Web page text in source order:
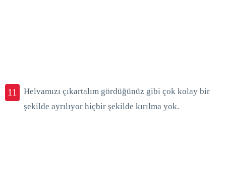
11
Helvamızı çıkartalım gördüğünüz gibi çok kolay bir
şekilde ayrılıyor hiçbir şekilde kırılma yok.